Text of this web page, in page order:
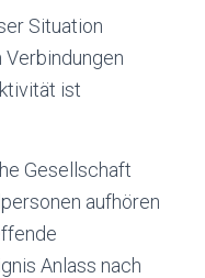
Situation
Verbindungen
ist
Gesellschaft
aufhören
Anlass nach